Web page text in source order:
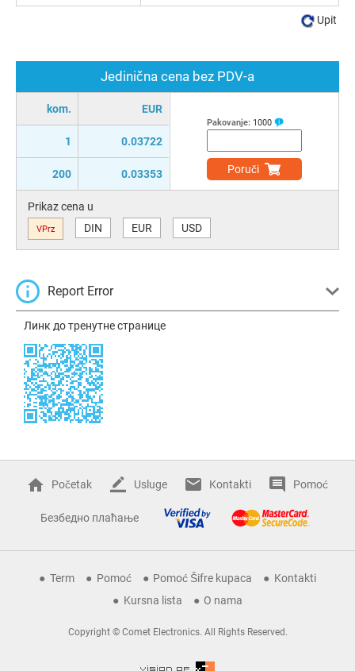
Jedinična cena bez PDV-a
kom. EUR
1 0.03722
200 0.03353
Pakovanje: 1000
Poruči
Prikaz cena u
VPrz DIN EUR USD
Report Error
Линк до тренутне странице
Upit
Početak Usluge Kontakti Pomoć
Безбедно плаћање
Term Pomoć Pomoć Šifre kupaca
Kontakti
Kursna lista
O nama
Copyright © Comet Electronics. All Rights Reserved.